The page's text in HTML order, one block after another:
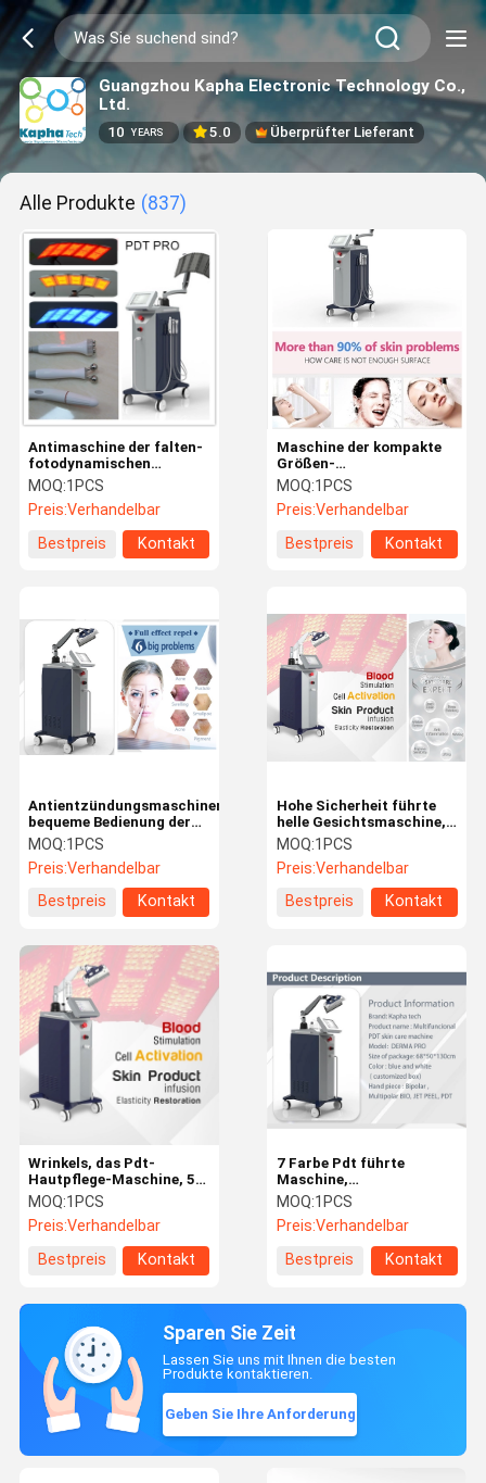
Guangzhou Kapha Electronic Technology Co.,
Ltd.
10 YEARS 5.0 Überprüfter Lieferant
Alle Produkte (837)
Antimaschine der falten-
fotodynamischen
Therapie für Akne-
Behandlung/Pigment-
Abbau
MOQ:1PCS
Preis:Verhandelbar
Bestpreis
Kontakt
Maschine der kompakte
Größen-
fotodynamischen
Therapie zur Falten-
Abbau-hohen Sicherheit
MOQ:1PCS
Preis:Verhandelbar
Bestpreis
Kontakt
Antientzündungsmaschinen-
bequeme Bedienung der
fotodynamischen
Therapie
MOQ:1PCS
Preis:Verhandelbar
Bestpreis
Kontakt
Hohe Sicherheit führte
helle Gesichtsmaschine,
führte Pdt-Maschine für
Akne-Behandlung
MOQ:1PCS
Preis:Verhandelbar
Bestpreis
Kontakt
Wrinkels, das Pdt-
Hautpflege-Maschine, 5
Farbrote blaue gelbe
Gesichtslichttherapie-
Maschine entfernt
MOQ:1PCS
Preis:Verhandelbar
Bestpreis
Kontakt
7 Farbe Pdt führte
Maschine,
Gesichtsausrüstung der
Hautpflege-650W kein
Stillstandszeit-einfacher
MOQ:1PCS
Preis:Verhandelbar
Bestpreis
Kontakt
Sparen Sie Zeit
Lassen Sie uns mit Ihnen die besten
Produkte kontaktieren.
Geben Sie Ihre Anforderung